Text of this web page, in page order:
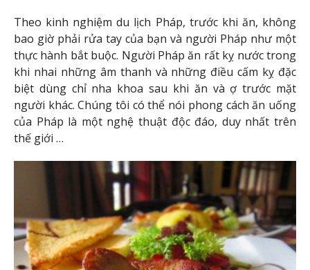
Theo kinh nghiệm du lịch Pháp, trước khi ăn, không
bao giờ phải rửa tay của bạn và người Pháp như một
thực hành bắt buộc. Người Pháp ăn rất kỵ nước trong
khi nhai những âm thanh và những điều cấm kỵ đặc
biệt dùng chỉ nha khoa sau khi ăn và ợ trước mặt
người khác. Chúng tôi có thể nói phong cách ăn uống
của Pháp là một nghệ thuật độc đáo, duy nhất trên
thế giới …